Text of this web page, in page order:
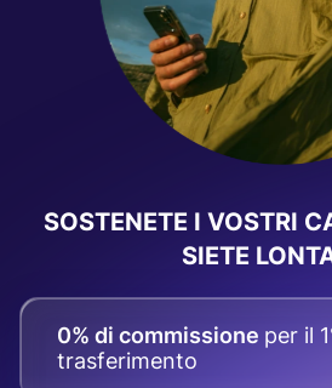
SOSTENETE I VOSTRI
SIETE
0% di commissione per il
trasferimento